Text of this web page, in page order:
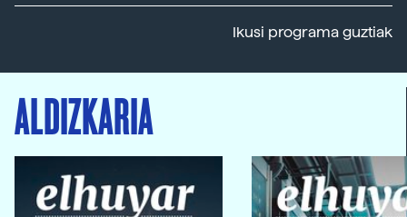
Ikusi programa guztiak
ALDIZKARIA